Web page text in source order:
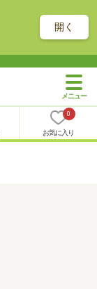
開く
0
お気に入り